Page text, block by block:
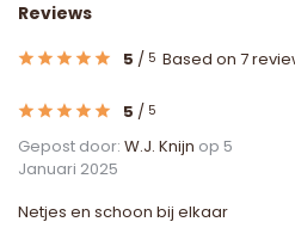
Reviews
5 / 5 Based on 7
5 / 5
Gepost door: W.J. Knijn op 5
Januari 2025
Netjes en schoon bij elkaar